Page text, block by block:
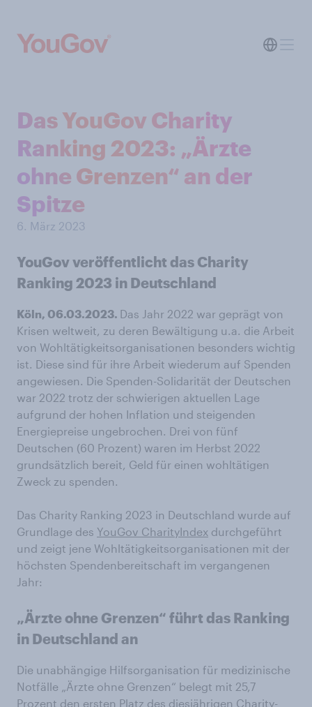
Das YouGov Charity
Ranking 2023: „Ärzte
ohne Grenzen“ an der
Spitze
6. März 2023
YouGov veröffentlicht das Charity
Ranking 2023 in Deutschland
Köln, 06.03.2023. Das Jahr 2022 war geprägt von
Krisen weltweit, zu deren Bewältigung u.a. die Arbeit
von Wohltätigkeitsorganisationen besonders wichtig
ist. Diese sind für ihre Arbeit wiederum auf Spenden
angewiesen. Die Spenden-Solidarität der Deutschen
war 2022 trotz der schwierigen aktuellen Lage
aufgrund der hohen Inflation und steigenden
Energiepreise ungebrochen. Drei von fünf
Deutschen (60 Prozent) waren im Herbst 2022
grundsätzlich bereit, Geld für einen wohltätigen
Zweck zu spenden.
Das Charity Ranking 2023 in Deutschland wurde auf
Grundlage des YouGov CharityIndex durchgeführt
und zeigt jene Wohltätigkeitsorganisationen mit der
höchsten Spendenbereitschaft im vergangenen
Jahr:
„Ärzte ohne Grenzen“ führt das Ranking
in Deutschland an
Die unabhängige Hilfsorganisation für medizinische
Notfälle „Ärzte ohne Grenzen“ belegt mit 25,7
Prozent den ersten Platz des diesjährigen Charity-